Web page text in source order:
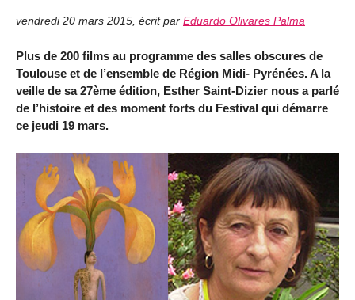
vendredi 20 mars 2015, écrit par Eduardo Olivares Palma
Plus de 200 films au programme des salles obscures de
Toulouse et de l’ensemble de Région Midi- Pyrénées. A la
veille de sa 27ème édition, Esther Saint-Dizier nous a parlé
de l’histoire et des moment forts du Festival qui démarre
ce jeudi 19 mars.